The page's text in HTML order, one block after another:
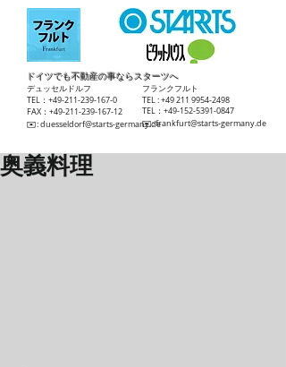
ドイツでも不動産の事ならスターツへ
​フランクフルト
TEL :+49 211 9954-2498
TEL：+49-152-5391-0847
​✉️:frankfurt@starts-germany.de
​デュッセルドルフ
TEL：+49-211-239-167-0
FAX：+49-211-239-167-12
​✉️:duesseldorf@starts-germany.de
奥義料理